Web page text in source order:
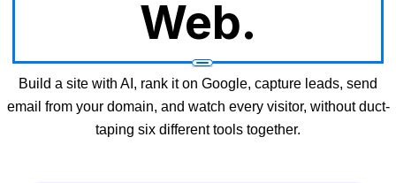
Web.
Build a site with AI, rank it on Google, capture leads, send
email from your domain, and watch every visitor, without duct-
taping six different tools together.